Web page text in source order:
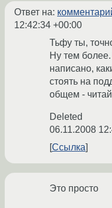
Ответ на:
12:42:34 +00:00
Тьфу ты,
Ну тем
написано,
стоять на
общем -
Deleted
06.11.2008
Ссылка
Это просто